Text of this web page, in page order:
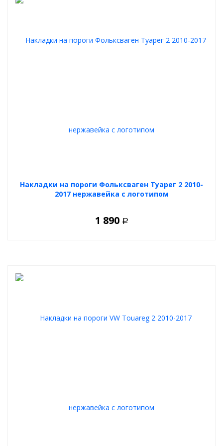
(ресничек) автомобиля Volkswagen Touareg II Рестайлинг 2014
Накладки на пороги Фольксваген Туарег 2 2010-
2017 нержавейка с логотипом
1 890 Р